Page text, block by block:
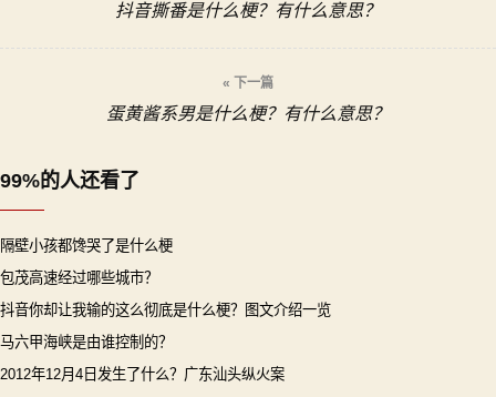
抖音撕番是什么梗？有什么意思？
« 下一篇
蛋黄酱系男是什么梗？有什么意思？
99%的人还看了
隔壁小孩都馋哭了是什么梗
包茂高速经过哪些城市？
抖音你却让我输的这么彻底是什么梗？图文介绍一览
马六甲海峡是由谁控制的？
2012年12月4日发生了什么？广东汕头纵火案